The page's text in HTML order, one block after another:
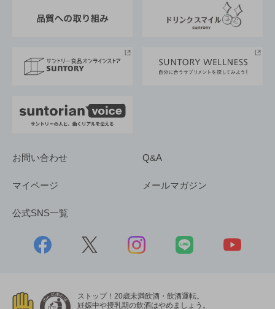
採用情報
お問い合わせ Q&A
マイページ メールマガジン
公式SNS一覧
ストップ！20歳未満飲酒・飲酒運転。
妊娠中や授乳期の飲酒はやめましょう。